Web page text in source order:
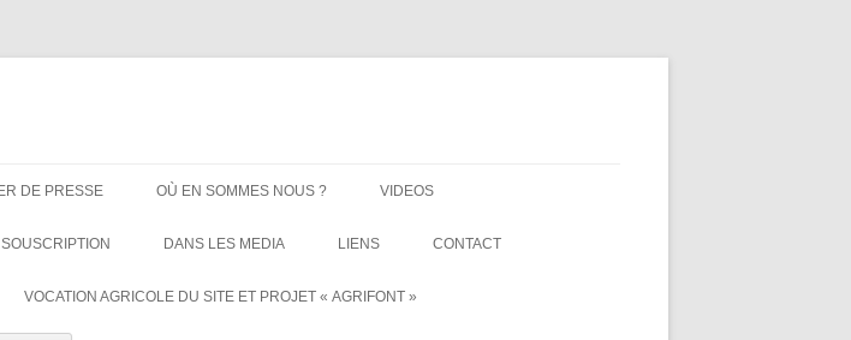
au
DE PRESSE OÙ EN SOMMES NOUS ? VIDEOS
SOUSCRIPTION DANS LES MEDIA LIENS CONTACT
VOCATION AGRICOLE DU SITE ET PROJET « AGRIFONT »